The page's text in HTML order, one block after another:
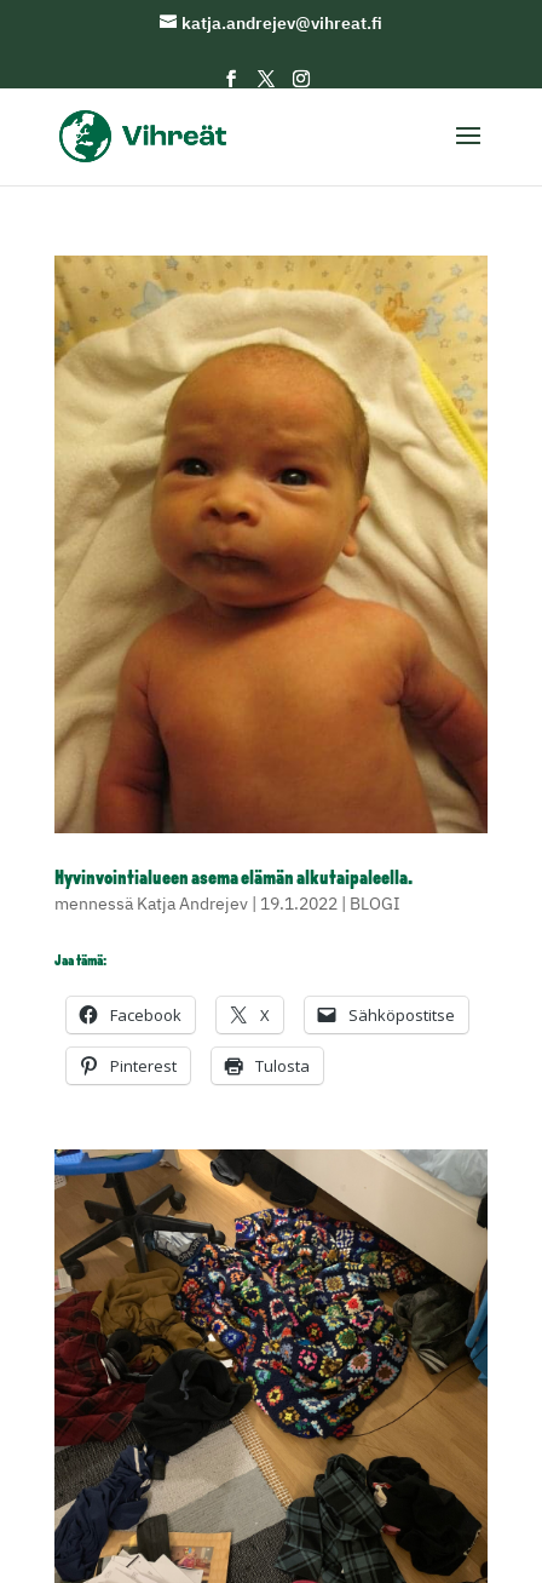
katja.andrejev@vihreat.fi
Hyvinvointialueen asema elämän alkutaipaleella.
mennessä Katja Andrejev| 19.1.2022| BLOGI
Jaa tämä:
Facebook X Sähköpostitse
Pinterest Tulosta